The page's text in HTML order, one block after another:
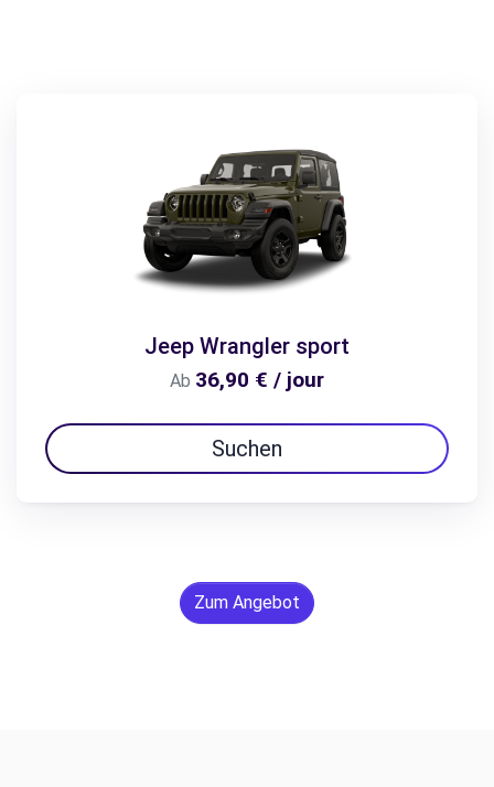
Jeep Wrangler sport
Ab 36,90 € / jour
Suchen
Zum Angebot